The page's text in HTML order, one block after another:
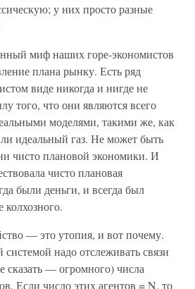
у них просто разные
миф наших горе-экономистов
плана рынку. Есть ряд
виде никогда и нигде не
того, что они являются всего
моделями, такими же, как
идеальный газ. Не может быть
чисто плановой экономики. И
чисто плановая
были деньги, и всегда был
— это утопия, и вот почему.
системой надо отслеживать связи
сказать — огромного) числа
Если число этих агентов = N, то